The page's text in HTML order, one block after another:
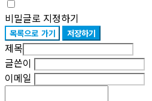
비밀글로 지정하기
목록으로 가기 저장하기
제목
글쓴이
이메일